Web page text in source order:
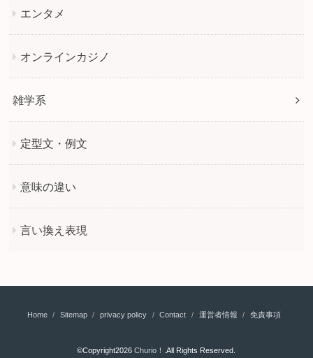
エンタメ
オンラインカジノ
雑学系
定型文・例文
意味の違い
言い換え表現
Home Sitemap privacy policy Contact 運営者情報 免責事項
©Copyright2026Churio！ .All Rights Reserved.